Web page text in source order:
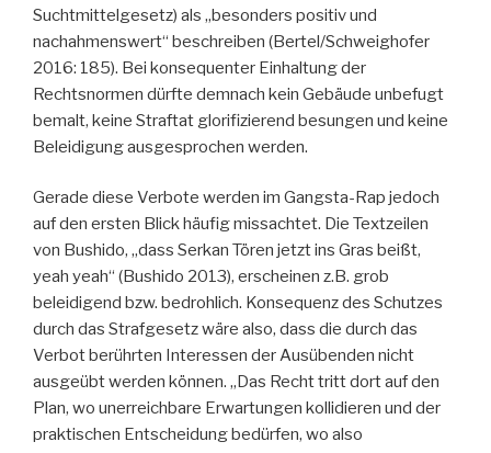
Suchtmittelgesetz) als „besonders positiv und
nachahmenswert“ beschreiben (Bertel/Schweighofer
2016: 185). Bei konsequenter Einhaltung der
Rechtsnormen dürfte demnach kein Gebäude unbefugt
bemalt, keine Straftat glorifizierend besungen und keine
Beleidigung ausgesprochen werden.
Gerade diese Verbote werden im Gangsta-Rap jedoch
auf den ersten Blick häufig missachtet. Die Textzeilen
von Bushido, „dass Serkan Tören jetzt ins Gras beißt,
yeah yeah“ (Bushido 2013), erscheinen z.B. grob
beleidigend bzw. bedrohlich. Konsequenz des Schutzes
durch das Strafgesetz wäre also, dass die durch das
Verbot berührten Interessen der Ausübenden nicht
ausgeübt werden können. „Das Recht tritt dort auf den
Plan, wo unerreichbare Erwartungen kollidieren und der
praktischen Entscheidung bedürfen, wo also